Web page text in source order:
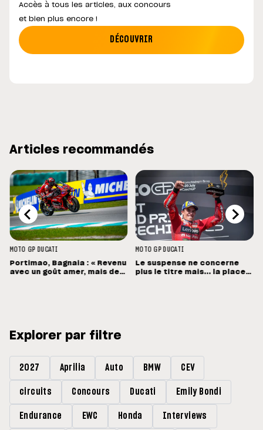
Accès à tous les articles, aux concours
et bien plus encore !
DÉCOUVRIR
Articles recommandés
MOTO GP DUCATI
Portimao, Bagnaia : « Revenu
avec un goût amer, mais des
MOTO GP DUCATI
Le suspense ne concerne
plus le titre mais... la place
Explorer par filtre
2027 Aprilia Auto BMW CEV
circuits Concours Ducati Emily Bondi
Endurance EWC Honda Interviews